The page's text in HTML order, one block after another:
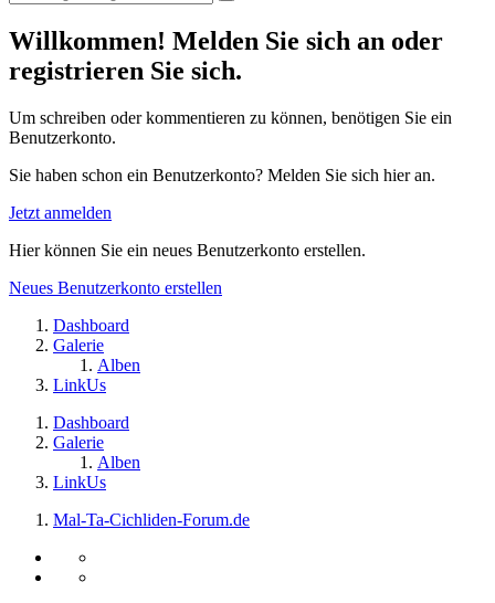
Willkommen! Melden Sie sich an oder
registrieren Sie sich.
Um schreiben oder kommentieren zu können, benötigen Sie ein
Benutzerkonto.
Sie haben schon ein Benutzerkonto? Melden Sie sich hier an.
Jetzt anmelden
Hier können Sie ein neues Benutzerkonto erstellen.
Neues Benutzerkonto erstellen
Dashboard
Galerie
Alben
LinkUs
Dashboard
Galerie
Alben
LinkUs
Mal-Ta-Cichliden-Forum.de